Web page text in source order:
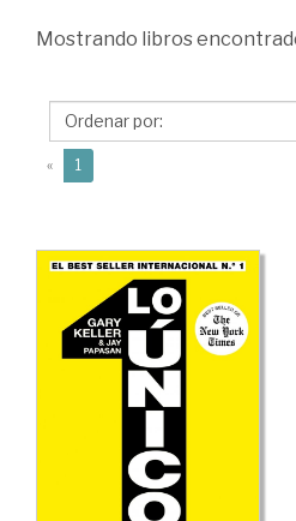
Papasan,
Mostrando libros
« 1